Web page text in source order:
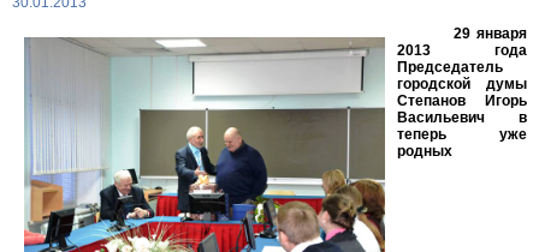
29 января
2013 года
Председатель
городской думы
Степанов Игорь
Васильевич в
теперь уже
родных